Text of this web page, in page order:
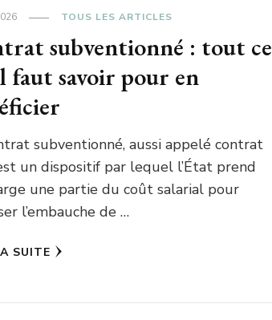
TOUS LES ARTICLES
subventionné : tout ce
faut savoir pour en
subventionné, aussi appelé contrat
un dispositif par lequel l’État prend
une partie du coût salarial pour
l’embauche de …
SUITE